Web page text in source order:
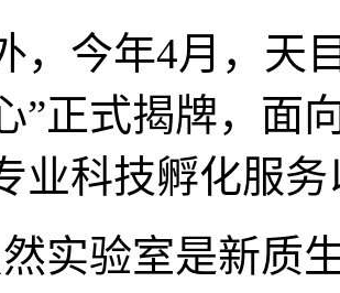
今年4月，天目
”正式揭牌，面
业科技孵化服
验室是新质生